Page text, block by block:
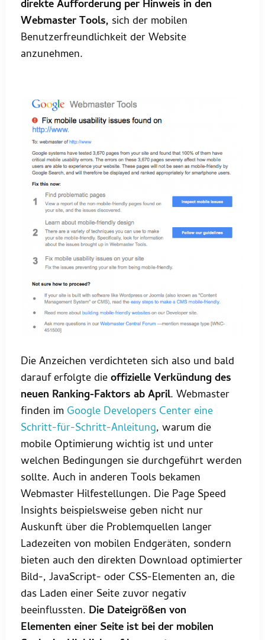
direkte Aufforderung per Hinweis in den
Webmaster Tools, sich der mobilen
Benutzerfreundlichkeit der Website
anzunehmen.
Die Anzeichen verdichteten sich also und bald
darauf erfolgte dieoffizielle Verkündung des
neuen Ranking-Faktors ab April. Webmaster
finden im Google Developers Center eine
Schritt-für-Schritt-Anleitung, warum die
mobile Optimierung wichtig ist und unter
welchen Bedingungen sie durchgeführt werden
sollte. Auch in anderen Tools bekamen
Webmaster Hilfestellungen. Die Page Speed
Insights beispielsweise geben nicht nur
Auskunft über die Problemquellen langer
Ladezeiten von mobilen Endgeräten, sondern
bieten auch den direkten Download optimierter
Bild-, JavaScript- oder CSS-Elementen an, die
das Laden einer Seite zuvor negativ
beeinflussten. Die Dateigrößen von
Elementen einer Seite ist bei der mobilen